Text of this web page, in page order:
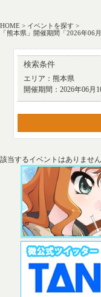
HOME > イベントを探す >
「熊本県」開催期間「2026年06
検索条件
エリア：熊本県
開催期間：2026年06月
該当するイベントはありません